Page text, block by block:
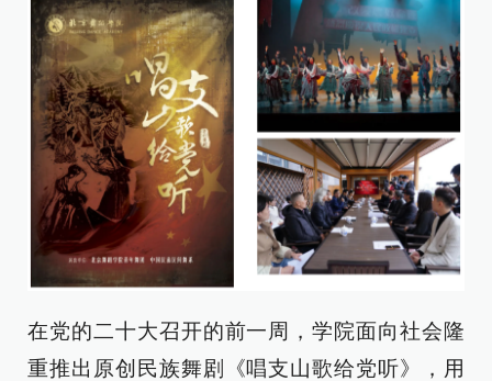
在党的二十大召开的前一周，学院面向社会隆
重推出原创民族舞剧《唱支山歌给党听》，用